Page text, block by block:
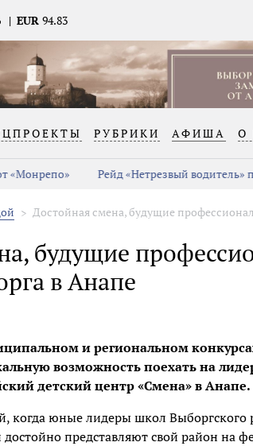
EUR 94.83
РУБРИКИ АФИША О
«Монрепо» Рейд «Нетрезвый водитель»
Достойная смена, будущие
будущие
в Анапе
и региональном
возможность поехать на
детский центр «Смена» в Анапе.
когда юные лидеры школ
представляют свой район на